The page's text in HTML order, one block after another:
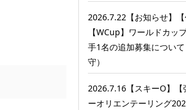
2026.7.22【お知らせ】【
【WCup】ワールドカッ
手1名の追加募集につい
守）
2026.7.16【スキーO】【
ーオリエンテーリング